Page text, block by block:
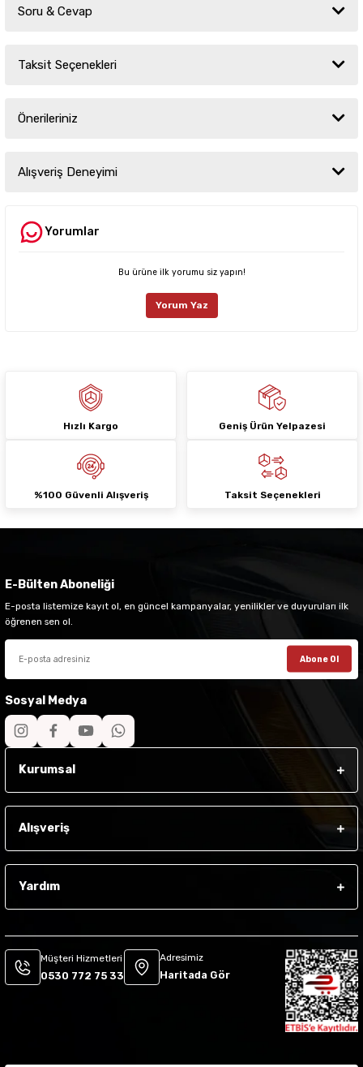
Soru & Cevap
Ürün hakkında henüz soru sorulmamış.
Taksit Seçenekleri
Önerileriniz
yetersiz gördüğünüz noktaları öneri formunu kullanarak tarafımıza
iletebilirsiniz.
Ürün resmi kalitesiz, bozuk veya görüntülenemiyor.
Ürün fiyatı diğer sitelerden daha pahalı.
Alışveriş Deneyimi
Deneyimini Paylaş
Yorumlar
Bu ürüne ilk yorumu siz yapın!
Yorum Yaz
Hızlı Kargo Geniş Ürün Yelpazesi
%100 Güvenli Alışveriş Taksit Seçenekleri
E-Bülten Aboneliği
E-posta listemize kayıt ol, en güncel kampanyalar, yenilikler ve duyuruları ilk
öğrenen sen ol.
Abone Ol
Sosyal Medya
Kurumsal
Alışveriş
Yardım
Müşteri Hizmetleri
0530 772 75 33
Adresimiz
Haritada Gör